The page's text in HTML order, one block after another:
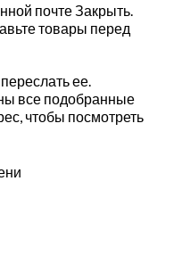
почте Закрыть.
товары перед
ее.
все подобранные
чтобы посмотреть